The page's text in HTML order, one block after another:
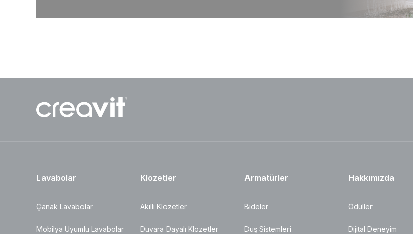
Lavabolar
Çanak Lavabolar
Mobilya Uyumlu Lavabolar
Klozetler
Akıllı Klozetler
Duvara Dayalı Klozetler
Armatürler
Bideler
Duş Sistemleri
Hakkımızda
Ödüller
Dijital Deneyim